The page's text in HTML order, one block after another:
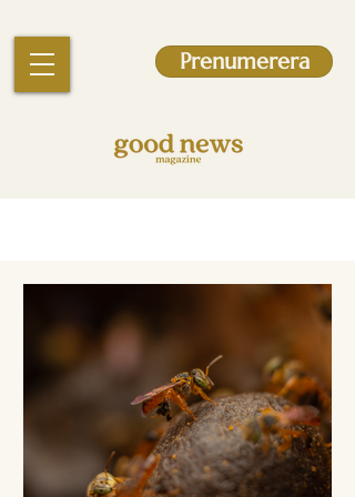
Prenumerera